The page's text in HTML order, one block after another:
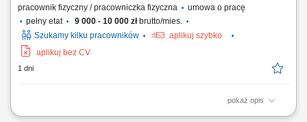
pracownik fizyczny / pracowniczka fizyczna
umowa o pracę
pełny etat
9 000 - 10 000 złbrutto/mies.
Szukamy kilku pracowników
aplikuj szybko
aplikuj bez CV
1 dni
pokaż opis
Opis stanowiska: transport materiałów i części między działami